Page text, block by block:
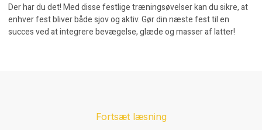
Der har du det! Med disse festlige træningsøvelser kan du sikre, at
enhver fest bliver både sjov og aktiv. Gør din næste fest til en
succes ved at integrere bevægelse, glæde og masser af latter!
Fortsæt læsning